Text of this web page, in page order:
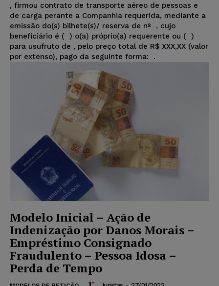
, firmou contrato de transporte aéreo de pessoas e
de carga perante a Companhia requerida, mediante a
emissão do(s) bilhete(s)/ reserva de nº , cujo
beneficiário é ( ) o(a) próprio(a) requerente ou ( )
para usufruto de , pelo preço total de R$ XXX,XX (valor
por extenso), pago da seguinte forma: .
Modelo Inicial – Ação de
Indenização por Danos Morais –
Empréstimo Consignado
Fraudulento – Pessoa Idosa –
Perda de Tempo